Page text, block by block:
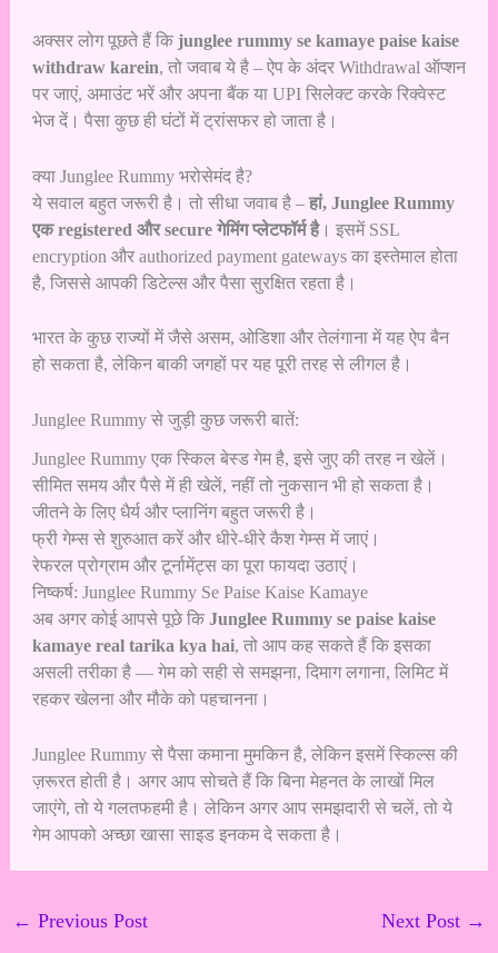
अक्सर लोग पूछते हैं कि junglee rummy se kamaye paise kaise
withdraw karein, तो जवाब ये है – ऐप के अंदर Withdrawal ऑप्शन
पर जाएं, अमाउंट भरें और अपना बैंक या UPI सिलेक्ट करके रिक्वेस्ट
भेज दें। पैसा कुछ ही घंटों में ट्रांसफर हो जाता है।
क्या Junglee Rummy भरोसेमंद है?
ये सवाल बहुत जरूरी है। तो सीधा जवाब है – हां, Junglee Rummy
एक registered और secure गेमिंग प्लेटफॉर्म है। इसमें SSL
encryption और authorized payment gateways का इस्तेमाल होता
है, जिससे आपकी डिटेल्स और पैसा सुरक्षित रहता है।
भारत के कुछ राज्यों में जैसे असम, ओडिशा और तेलंगाना में यह ऐप बैन
हो सकता है, लेकिन बाकी जगहों पर यह पूरी तरह से लीगल है।
Junglee Rummy से जुड़ी कुछ जरूरी बातें:
Junglee Rummy एक स्किल बेस्ड गेम है, इसे जुए की तरह न खेलें।
सीमित समय और पैसे में ही खेलें, नहीं तो नुकसान भी हो सकता है।
जीतने के लिए धैर्य और प्लानिंग बहुत जरूरी है।
फ्री गेम्स से शुरुआत करें और धीरे-धीरे कैश गेम्स में जाएं।
रेफरल प्रोग्राम और टूर्नामेंट्स का पूरा फायदा उठाएं।
निष्कर्ष: Junglee Rummy Se Paise Kaise Kamaye
अब अगर कोई आपसे पूछे कि Junglee Rummy se paise kaise
kamaye real tarika kya hai, तो आप कह सकते हैं कि इसका
असली तरीका है — गेम को सही से समझना, दिमाग लगाना, लिमिट में
रहकर खेलना और मौके को पहचानना।
Junglee Rummy से पैसा कमाना मुमकिन है, लेकिन इसमें स्किल्स की
ज़रूरत होती है। अगर आप सोचते हैं कि बिना मेहनत के लाखों मिल
जाएंगे, तो ये गलतफहमी है। लेकिन अगर आप समझदारी से चलें, तो ये
गेम आपको अच्छा खासा साइड इनकम दे सकता है।
← Previous Post Next Post →